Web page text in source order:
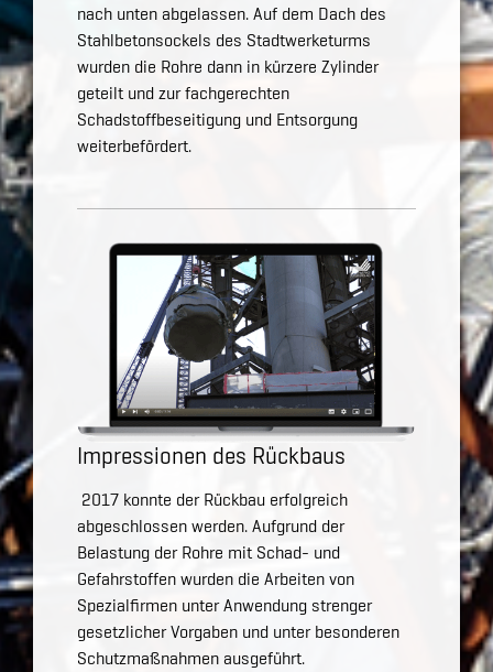
nach unten abgelassen. Auf dem Dach des
Stahlbetonsockels des Stadtwerketurms
wurden die Rohre dann in kürzere Zylinder
geteilt und zur fachgerechten
Schadstoffbeseitigung und Entsorgung
weiterbefördert.
Impressionen des Rückbaus
2017 konnte der Rückbau erfolgreich
abgeschlossen werden. Aufgrund der
Belastung der Rohre mit Schad- und
Gefahrstoffen wurden die Arbeiten von
Spezialfirmen unter Anwendung strenger
gesetzlicher Vorgaben und unter besonderen
Schutzmaßnahmen ausgeführt.